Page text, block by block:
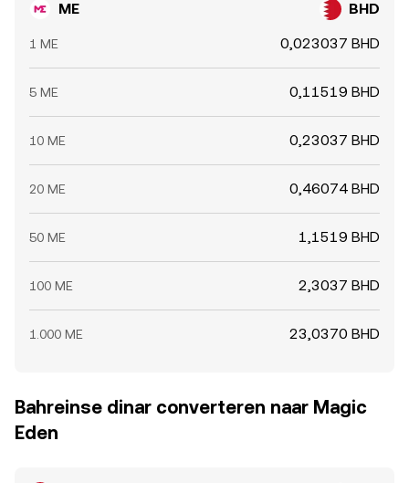
ME BHD
1 ME 0,023037 BHD
5 ME 0,11519 BHD
10 ME 0,23037 BHD
20 ME 0,46074 BHD
50 ME 1,1519 BHD
100 ME 2,3037 BHD
1.000 ME 23,0370 BHD
Bahreinse dinar converteren naar Magic
Eden